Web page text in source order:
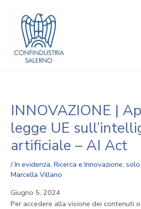
contenuto
INNOVAZIONE |
legge UE
artificiale – AI Act
/In evidenza,Ricerca e Innovazione,
Marcella Villano
Giugno 5, 2024
Per accedere alla visione dei contenuti
articoli